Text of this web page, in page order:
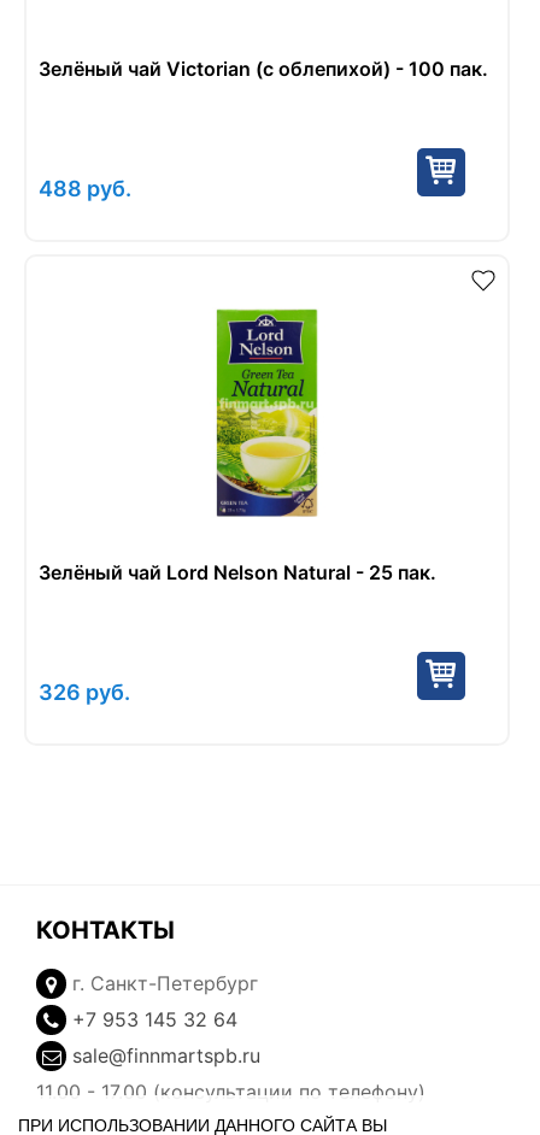
Зелёный чай Victorian (с облепихой) - 100 пак.
488 руб.
Зелёный чай Lord Nelson Natural - 25 пак.
326 руб.
КОНТАКТЫ
г. Санкт-Петербург
+7 953 145 32 64
sale@finnmartspb.ru
11.00 - 17.00 (консультации по телефону)
ПРИ ИСПОЛЬЗОВАНИИ ДАННОГО САЙТА ВЫ